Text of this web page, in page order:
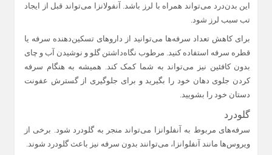
این بدن‌درد می‌تواند همراه با لرز باشد. آنفولانزا می‌تواند قبل از ایجاد
تب سبب لرز شود.
برای کاهش تعداد سرفه‌ها می‌توانید از داروهای تسکین‌دهنده سرفه یا
قطره سرفه استفاده کنید. مرطوب نگاه‌داشتن گلو و نوشیدن آب و چای
بدون کافئین نیز می‌تواند به شما کمک کند. همیشه به هنگام سرفه
کردن جلوی دهان خود را بگیرید و برای جلوگیری از گسترش عفونت
دستان خود را بشویید.
گلودرد
سرفه‌های مربوط به آنفلوانزا می‌تواند منجر به گلودرد شود. برخی از
ویروس‌ها مانند آنفلوانزا، می‌توانند بدون سرفه نیز باعث گلودرد شوند.